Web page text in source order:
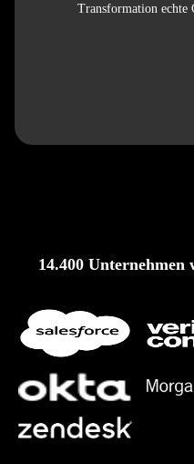
Transformation echte
14.400